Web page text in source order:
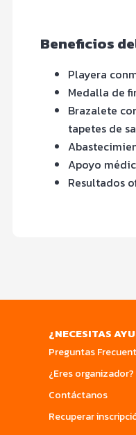
Beneficios
Playera
Medalla de
Brazalete
tapetes de
Apoyo
Resultados
¿NECESITAS
Preguntas
¿Eres organizador?
Contáctanos
Recuperar